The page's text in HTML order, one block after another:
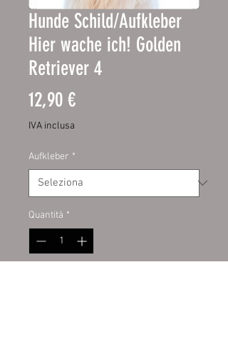
Hunde Schild/Aufkleber
Hier wache ich! Golden
Retriever 4
12,90 €Prezzo
IVA inclusa
Aufkleber *
Quantità *